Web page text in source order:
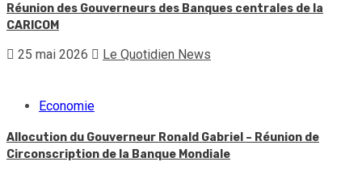
Réunion des Gouverneurs des Banques centrales de la
CARICOM
25 mai 2026 Le Quotidien News
Economie
Allocution du Gouverneur Ronald Gabriel – Réunion de
Circonscription de la Banque Mondiale